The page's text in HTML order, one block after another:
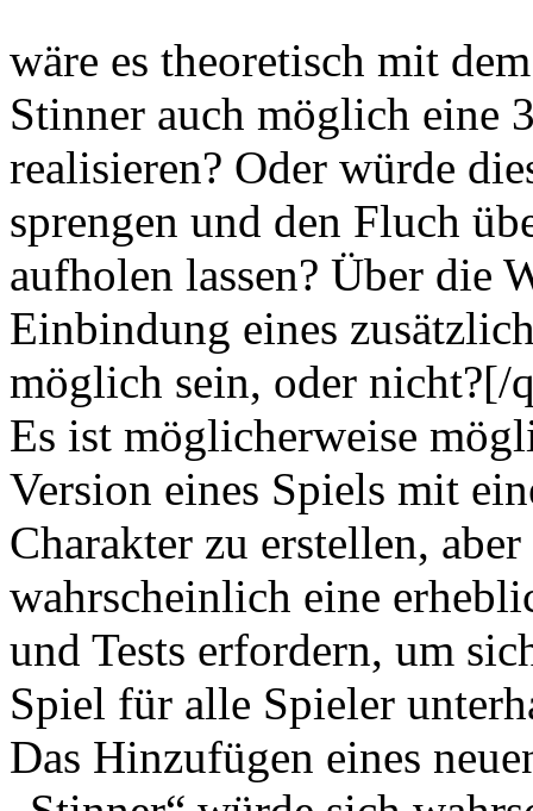
wäre es theoretisch mit
Stinner auch möglich eine
realisieren? Oder würde
sprengen und den Fluch
aufholen lassen? Über die
Einbindung eines
möglich sein, oder nicht?[/
Es ist möglicherweise
Version eines Spiels mit
Charakter zu erstellen,
wahrscheinlich eine
und Tests erfordern, um
Spiel für alle Spieler
Das Hinzufügen eines